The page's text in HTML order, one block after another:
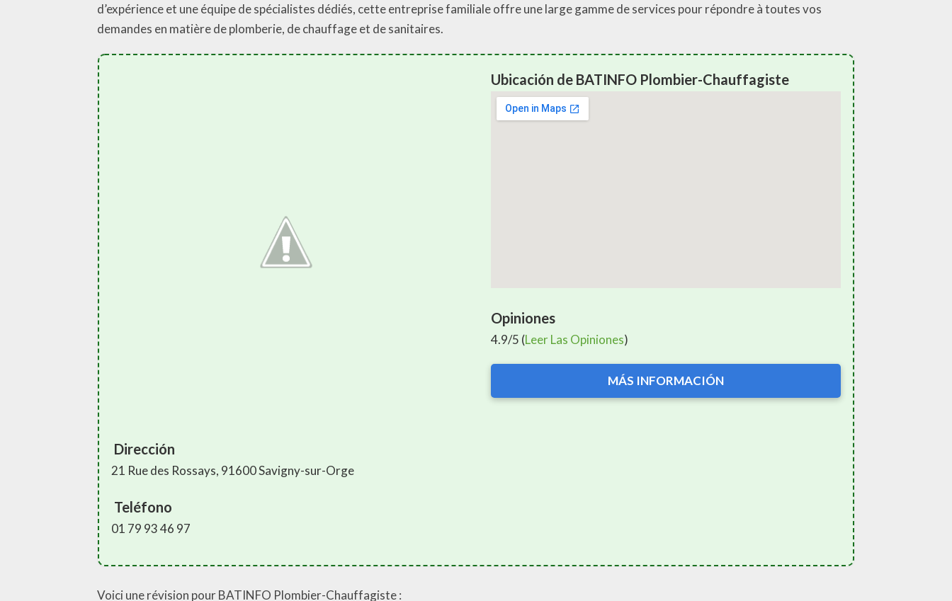
d’expérience et une équipe de spécialistes dédiés, cette entreprise familiale offre une large gamme de services pour répondre à toutes vos
demandes en matière de plomberie, de chauffage et de sanitaires.
Dirección
21 Rue des Rossays, 91600 Savigny-sur-Orge
Teléfono
01 79 93 46 97
Ubicación de BATINFO Plombier-Chauffagiste
Opiniones
4.9/5 (Leer Las Opiniones)
MÁS INFORMACIÓN
Voici une révision pour BATINFO Plombier-Chauffagiste :